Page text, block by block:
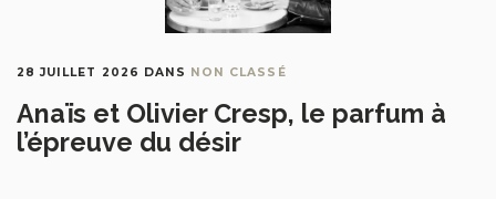
28 JUILLET 2026 DANS NON CLASSÉ
Anaïs et Olivier Cresp, le parfum à
l’épreuve du désir